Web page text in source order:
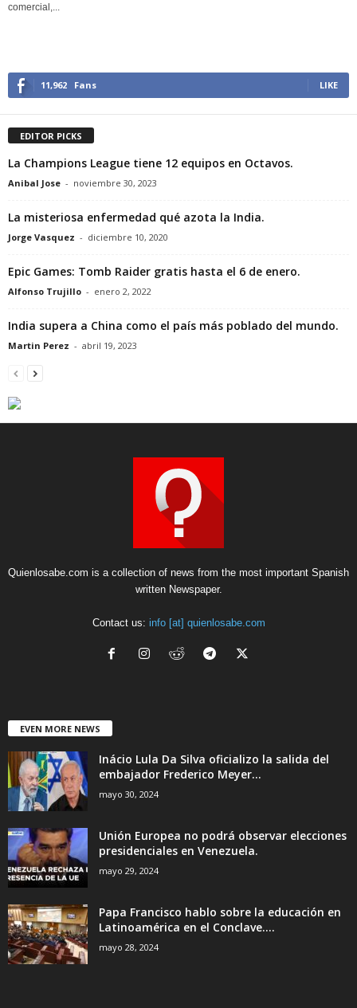
comercial,...
11,962 Fans LIKE
EDITOR PICKS
La Champions League tiene 12 equipos en Octavos.
Anibal Jose - noviembre 30, 2023
La misteriosa enfermedad qué azota la India.
Jorge Vasquez - diciembre 10, 2020
Epic Games: Tomb Raider gratis hasta el 6 de enero.
Alfonso Trujillo - enero 2, 2022
India supera a China como el país más poblado del mundo.
Martin Perez - abril 19, 2023
Quienlosabe.com is a collection of news from the most important Spanish
written Newspaper.
Contact us: info [at] quienlosabe.com
EVEN MORE NEWS
Inácio Lula Da Silva oficializo la salida del
embajador Frederico Meyer...
mayo 30, 2024
Unión Europea no podrá observar elecciones
presidenciales en Venezuela.
mayo 29, 2024
Papa Francisco hablo sobre la educación en
Latinoamérica en el Conclave....
mayo 28, 2024